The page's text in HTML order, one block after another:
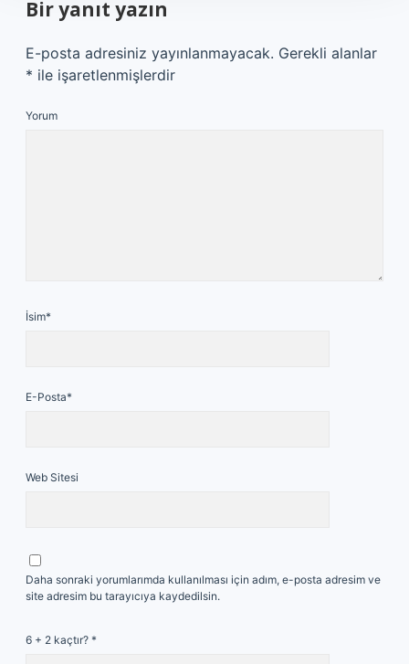
Bir yanıt yazın
E-posta adresiniz yayınlanmayacak. Gerekli alanlar
* ile işaretlenmişlerdir
Yorum
İsim*
E-Posta*
Web Sitesi
Daha sonraki yorumlarımda kullanılması için adım, e-posta adresim ve
site adresim bu tarayıcıya kaydedilsin.
6 + 2 kaçtır? *